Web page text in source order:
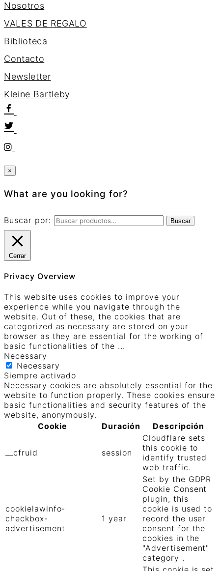
Nosotros
VALES DE REGALO
Biblioteca
Contacto
Newsletter
Kleine Bartleby
×
What are you looking for?
Buscar por: Buscar
Cerrar
Privacy Overview
This website uses cookies to improve your
experience while you navigate through the
website. Out of these, the cookies that are
categorized as necessary are stored on your
browser as they are essential for the working of
basic functionalities of the ...
Necessary
Necessary
Siempre activado
Necessary cookies are absolutely essential for the
website to function properly. These cookies ensure
basic functionalities and security features of the
website, anonymously.
Cookie
Duración Descripción
__cfruid session
Cloudflare sets
this cookie to
identify trusted
web traffic.
cookielawinfo-
checkbox-
advertisement
1 year
Set by the GDPR
Cookie Consent
plugin, this
cookie is used to
record the user
consent for the
cookies in the
"Advertisement"
category .